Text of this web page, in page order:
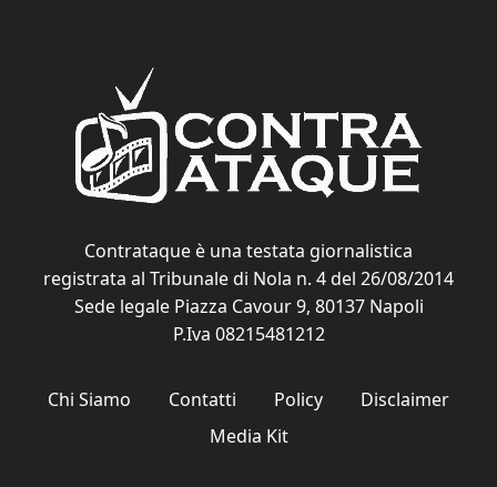
Contrataque è una testata giornalistica
registrata al Tribunale di Nola n. 4 del 26/08/2014
Sede legale Piazza Cavour 9, 80137 Napoli
P.Iva 08215481212
Chi Siamo Contatti Policy
Disclaimer
Media Kit